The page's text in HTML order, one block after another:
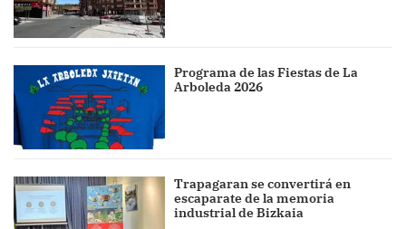
Programa de las Fiestas de La
Arboleda 2026
Trapagaran se convertirá en
escaparate de la memoria
industrial de Bizkaia